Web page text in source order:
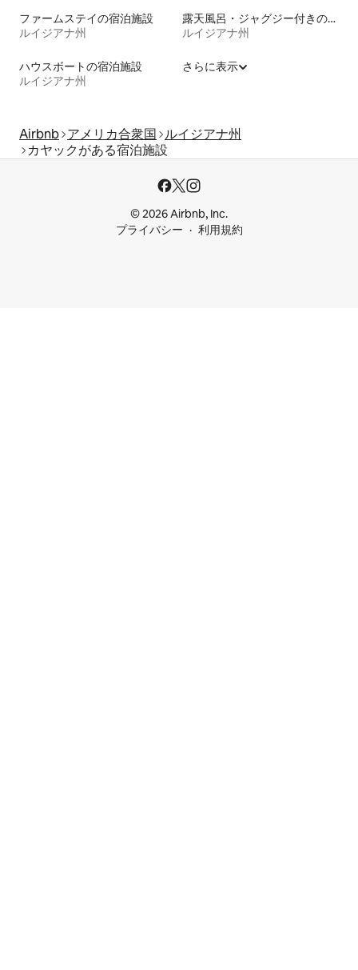
ファームステイの宿泊施設
ルイジアナ州
露天風呂・ジャグジー付きの宿泊施設
ルイジアナ州
ハウスボートの宿泊施設
ルイジアナ州
さらに表示
Airbnb アメリカ合衆国 ルイジアナ州
カヤックがある宿泊施設
© 2026 Airbnb, Inc.
プライバシー
利用規約